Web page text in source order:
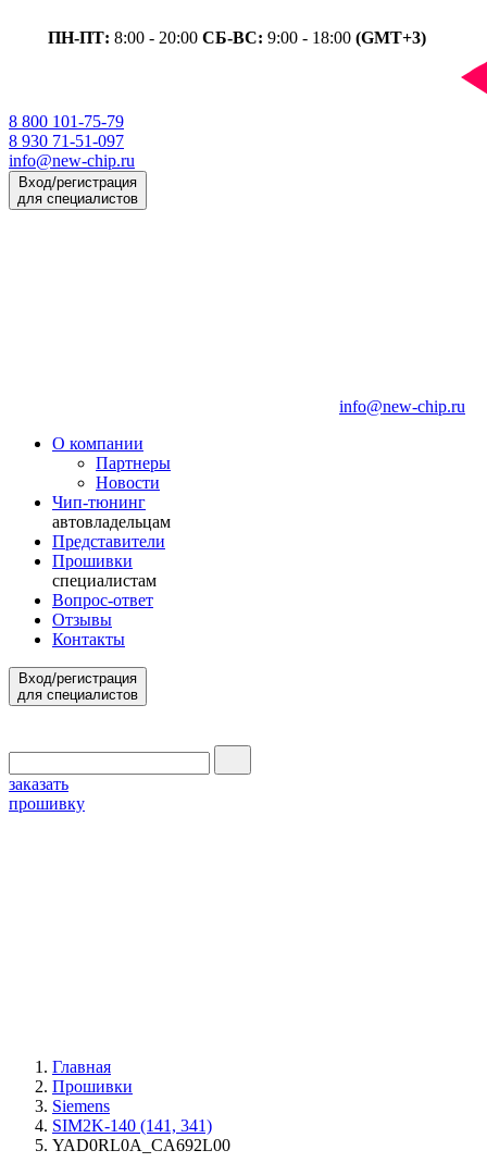
ПН-ПТ: 8:00 - 20:00 СБ-ВС: 9:00 - 18:00 (GMT+3)
8 800 101-75-79
8 930 71-51-097
info@new-chip.ru
Вход/регистрация
для специалистов
info@new-chip.ru
О компании
Партнеры
Новости
Чип-тюнинг
автовладельцам
Представители
Прошивки
специалистам
Вопрос-ответ
Отзывы
Контакты
Вход/регистрация
для специалистов
заказать
прошивку
Главная
Прошивки
Siemens
SIM2K-140 (141, 341)
YAD0RL0A_CA692L00